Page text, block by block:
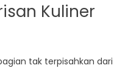
Kuliner
tak terpisahkan dari